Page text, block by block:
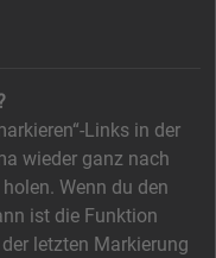
Links in der
wieder ganz nach
Wenn du den
ist die Funktion
letzten Markierung